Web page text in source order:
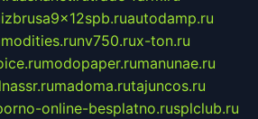
autodamp.ru
nv750.rux-ton.ru
modopaper.rumanunae.ru
madoma.rutajuncos.ru
online-besplatno.rusplclub.ru